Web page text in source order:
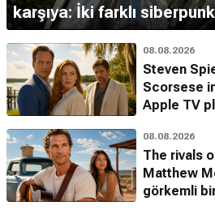
karşıya: İki farklı
08.08.2026
Steven
Scorsese
Apple TV
08.08.2026
The rivals
Matthew
görkemli